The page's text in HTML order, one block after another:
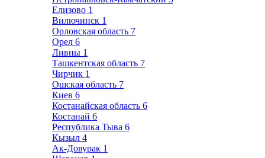
Елизово 1
Вилючинск 1
Орловская область 7
Орел 6
Ливны 1
Ташкентская область 7
Чирчик 1
Ошская область 7
Киев 6
Костанайская область 6
Костанай 6
Республика Тыва 6
Кызыл 4
Ак-Довурак 1